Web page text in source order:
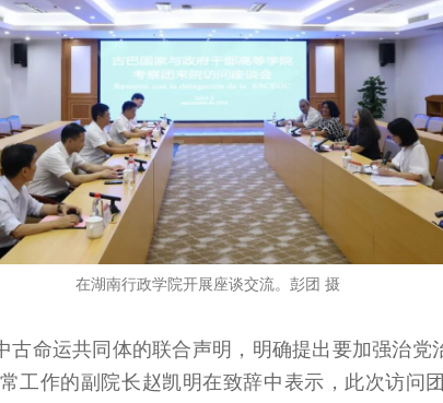
在湖南行政学院开展座谈交流。彭团 摄
古命运共同体的联合声明，明确提出要加强治
工作的副院长赵凯明在致辞中表示，此次访问